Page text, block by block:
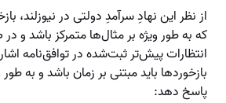
از نظر این نهادِ سرآمدِ دولتی در نیوزلند،
که به طور ویژه بر مثال‌ها متمرکز باشد و
انتظارات پیش‌تر ثبت‌شده در توافق‌نامه
بازخوردها باید مبتنی بر زمان باشد و به
پاسخ دهد: